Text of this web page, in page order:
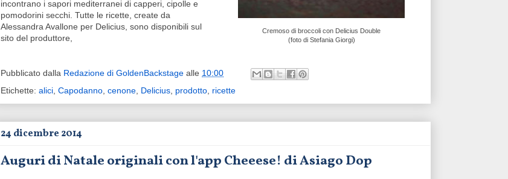
Cremoso di broccoli con Delicius Double
(foto di Stefania Giorgi)
incontrano i sapori mediterranei di capperi, cipolle e
pomodorini secchi. Tutte le ricette, create da
Alessandra Avallone per Delicius, sono disponibili sul
sito del produttore,
Pubblicato dalla Redazione di GoldenBackstage alle 10:00
Etichette: alici, Capodanno, cenone, Delicius, prodotto, ricette
24 dicembre 2014
Auguri di Natale originali con l'app Cheeese! di Asiago Dop